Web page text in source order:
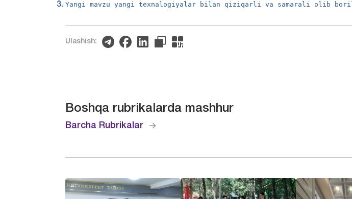
Yangi mavzu yangi texnalogiyalar bilan qiziqarli va samarali olib
Ulashish:
Boshqa rubrikalarda mashhur
Barcha Rubrikalar